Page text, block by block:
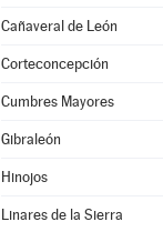
Cañaveral de León
Corteconcepción
Cumbres Mayores
Gibraleón
Hinojos
Linares de la Sierra